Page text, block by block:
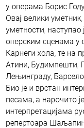
у операма Борис
Овај велики
уметности, наступао
оперским сценама у
Карнеги хола, те на
Атини, Будимпешти,
Лењинграду,
Био је и врстан
песама, а нарочито
интерпретацијама
репертоара